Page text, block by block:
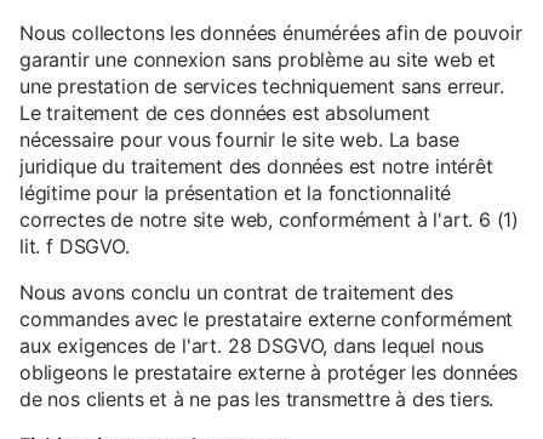
Nous collectons les données énumérées afin de pouvoir
garantir une connexion sans problème au site web et
une prestation de services techniquement sans erreur.
Le traitement de ces données est absolument
nécessaire pour vous fournir le site web. La base
juridique du traitement des données est notre intérêt
légitime pour la présentation et la fonctionnalité
correctes de notre site web, conformément à l'art. 6 (1)
lit. f DSGVO.
Nous avons conclu un contrat de traitement des
commandes avec le prestataire externe conformément
aux exigences de l'art. 28 DSGVO, dans lequel nous
obligeons le prestataire externe à protéger les données
de nos clients et à ne pas les transmettre à des tiers.